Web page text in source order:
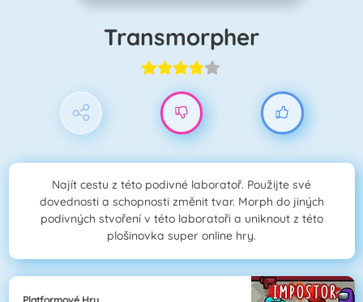
Transmorpher
Najít cestu z této podivné laboratoř. Použijte své
dovednosti a schopnosti změnit tvar. Morph do jiných
podivných stvoření v této laboratoři a uniknout z této
plošinovka super online hry.